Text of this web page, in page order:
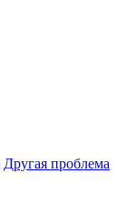
Другая проблема